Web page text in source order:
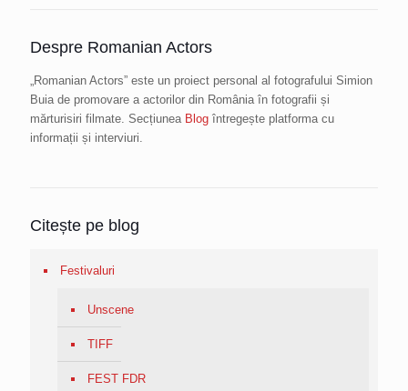
Despre Romanian Actors
„Romanian Actors” este un proiect personal al fotografului Simion
Buia de promovare a actorilor din România în fotografii și
mărturisiri filmate. Secțiunea Blog întregește platforma cu
informații și interviuri.
Citește pe blog
Festivaluri
Unscene
TIFF
FEST FDR